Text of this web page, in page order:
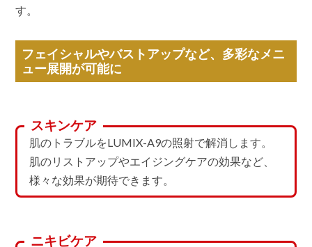
す。
フェイシャルやバストアップなど、多彩なメニ
ュー展開が可能に
スキンケア
肌のトラブルをLUMIX-A9の照射で解消します。
肌のリストアップやエイジングケアの効果など、
様々な効果が期待できます。
ニキビケア